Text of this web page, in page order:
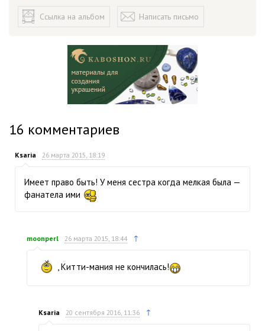
Ссылка на альбом Написать письмо
16 комментариев
Ksaria 26 марта 2015, 18:19
Имеет право быть! У меня сестра когда мелкая была —
фанатела ими
moonperl 26 марта 2015, 18:44 ↑
, Китти-мания не кончилась!
Ksaria 20 сентября 2016, 11:36 ↑